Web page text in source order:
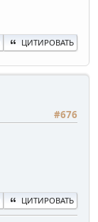
ЦИТИРОВАТЬ
#676
ЦИТИРОВАТЬ